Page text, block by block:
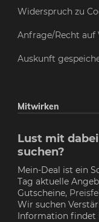
Widerspruch zu
Anfrage/Recht auf
Auskunft
Mitwirken
Lust mit
suchen?
Mein-Deal ist ein
Tag aktuelle
Gutscheine,
Wir suchen
Information findet